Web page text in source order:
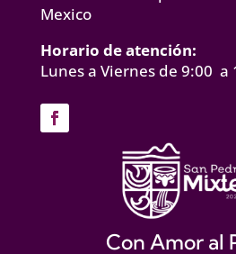
Mexico
Horario de atención:
Lunes a Viernes de 9:00 a
Con Amor al